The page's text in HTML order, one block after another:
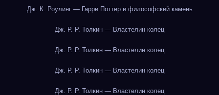
Дж. К. Роулинг — Гарри Поттер и философский камень
Дж. Р. Р. Толкин — Властелин колец
Дж. Р. Р. Толкин — Властелин колец
Дж. Р. Р. Толкин — Властелин колец
Дж. Р. Р. Толкин — Властелин колец